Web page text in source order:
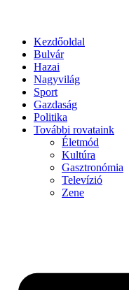
Kezdőoldal
Bulvár
Hazai
Nagyvilág
Sport
Gazdaság
Politika
További rovataink
Életmód
Kultúra
Gasztronómia
Televízió
Zene